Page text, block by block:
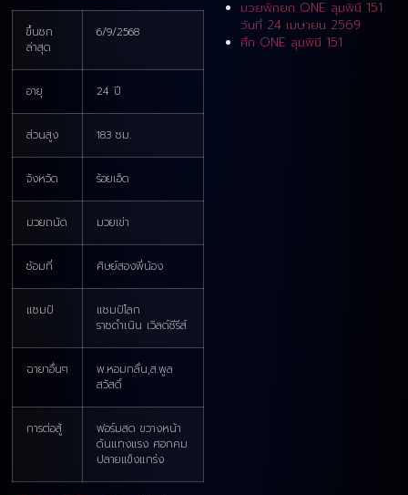
ขึ้นชก
ล่าสุด
6/9/2568
อายุ 24 ปี
ส่วนสูง 183 ซม.
จังหวัด ร้อยเอ็ด
มวยถนัด มวยเข่า
ซ้อมที่ ศิษย์สองพี่น้อง
แชมป์
แชมป์โลก
ราชดำเนิน เวิลด์ซีรีส์
ฉายาอื่นๆ
พ.หอมกลื่น,ส.พูล
สวัสดิ์
การต่อสู้
ฟอร์มสด ขวางหน้า
ดันแทงแรง ศอกคม
ปลายแข็งแกร่ง
มวยพักยก ONE ลุมพินี 151
วันที่ 24 เมษายน 2569
ศึก ONE ลุมพินี 151